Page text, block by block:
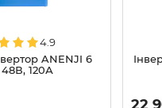
4.9
ANENJI 6
48В, 120А